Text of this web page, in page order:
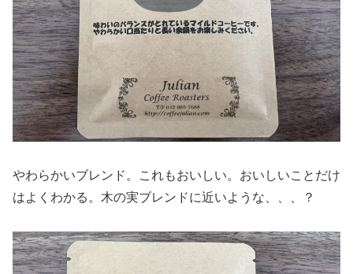
やわらかいブレンド。これもおいしい。おいしいことだけ
はよくわかる。木の実ブレンドに近いような、、、？